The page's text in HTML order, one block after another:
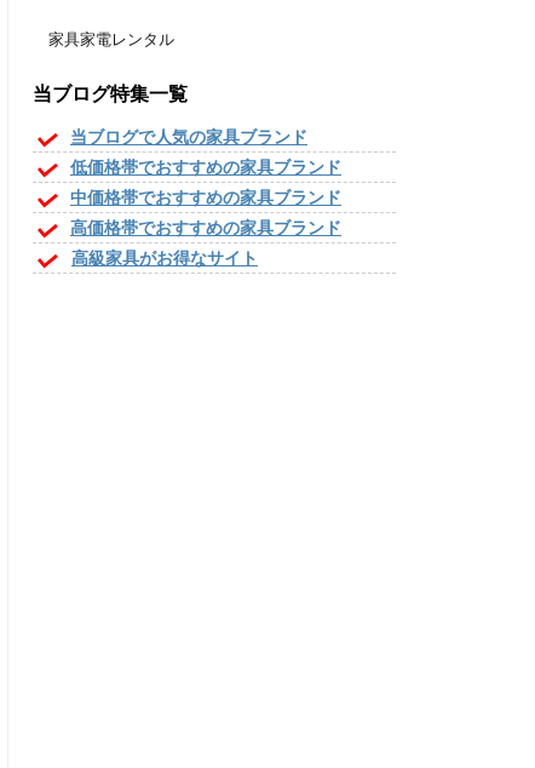
家具家電レンタル
当ブログ特集一覧
当ブログで人気の家具ブランド
低価格帯でおすすめの家具ブランド
中価格帯でおすすめの家具ブランド
高価格帯でおすすめの家具ブランド
高級家具がお得なサイト